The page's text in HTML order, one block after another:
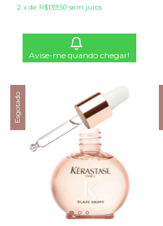
2 x de R$139,50 sem juros
Avise-me quando chegar!
Esgotado